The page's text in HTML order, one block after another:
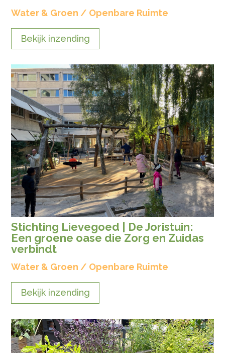
Water & Groen / Openbare Ruimte
Bekijk inzending
Stichting Lievegoed | De Joristuin:
Een groene oase die Zorg en Zuidas
verbindt
Water & Groen / Openbare Ruimte
Bekijk inzending